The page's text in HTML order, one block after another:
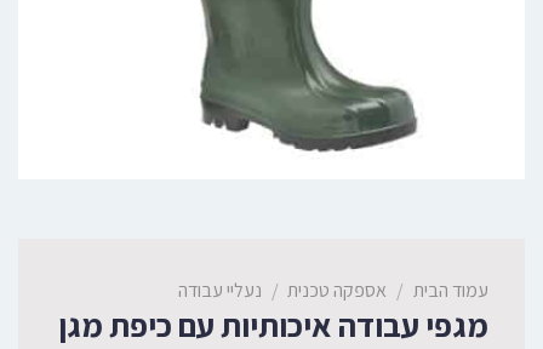
עמוד הבית / אספקה טכנית / נעליי עבודה
מגפי עבודה איכותיות עם כיפת מגן